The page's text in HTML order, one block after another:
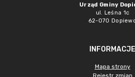
Urząd Gminy
ul. Leśna 1c
62-070
INFORMACJE
Mapa strony
Rejestr zmian